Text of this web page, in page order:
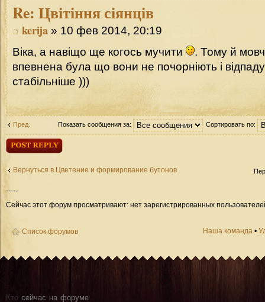
Re: Цвітіння сіянців
kerija » 10 фев 2014, 20:19
Віка, а навіщо ще когось мучити
. Тому й
впевнена була що вони не почорніють і
стабільніше )))
Пред. Показать сообщения за: Сортировать по:
Ответить
Вернуться в Цветение и формирование бутонов
Кто сейчас на форуме
Сейчас этот форум просматривают: нет зарегистрированных
Список форумов Наша команда •
Кто сейчас на форуме